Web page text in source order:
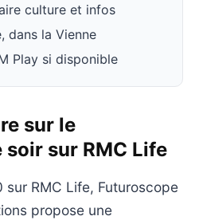
culture et infos
dans la Vienne
Play si disponible
sur le
sur RMC Life
sur RMC Life, Futuroscope
propose une